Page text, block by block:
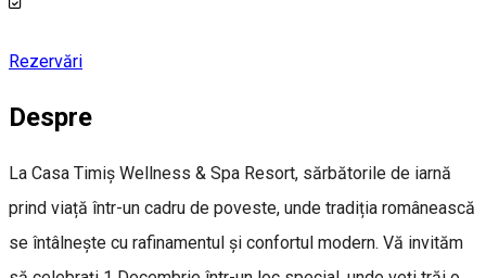
Rezervări
Despre
La Casa Timiș Wellness & Spa Resort, sărbătorile de iarnă
prind viață într-un cadru de poveste, unde tradiția românească
se întâlnește cu rafinamentul și confortul modern. Vă invităm